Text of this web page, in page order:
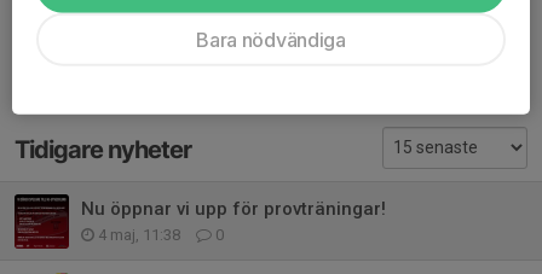
Tidigare nyheter
Nu öppnar vi upp för provträningar!
4 maj, 11:38 0
Bara nödvändiga